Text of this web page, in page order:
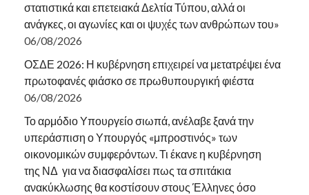
στατιστικά και επετειακά Δελτία Τύπου, αλλά οι
ανάγκες, οι αγωνίες και οι ψυχές των ανθρώπων του»
06/08/2026
ΟΣΔΕ 2026: Η κυβέρνηση επιχειρεί να μετατρέψει ένα
πρωτοφανές φιάσκο σε πρωθυπουργική φιέστα
06/08/2026
Το αρμόδιο Υπουργείο σιωπά, ανέλαβε ξανά την
υπεράσπιση ο Υπουργός «μπροστινός» των
οικονομικών συμφερόντων. Τι έκανε η κυβέρνηση
της ΝΔ για να διασφαλίσει πως τα σπιτάκια
ανακύκλωσης θα κοστίσουν στους Έλληνες όσο